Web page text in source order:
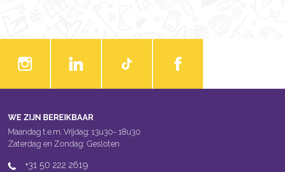
WE ZIJN BEREIKBAAR
Maandag t.e.m. Vrijdag: 13u30- 18u30
Zaterdag en Zondag: Gesloten
+31 50 222 2619